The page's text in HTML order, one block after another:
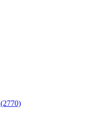
(2770)